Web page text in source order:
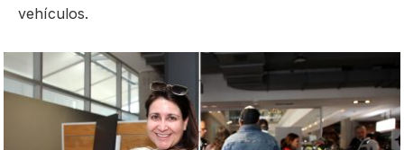
vehículos.